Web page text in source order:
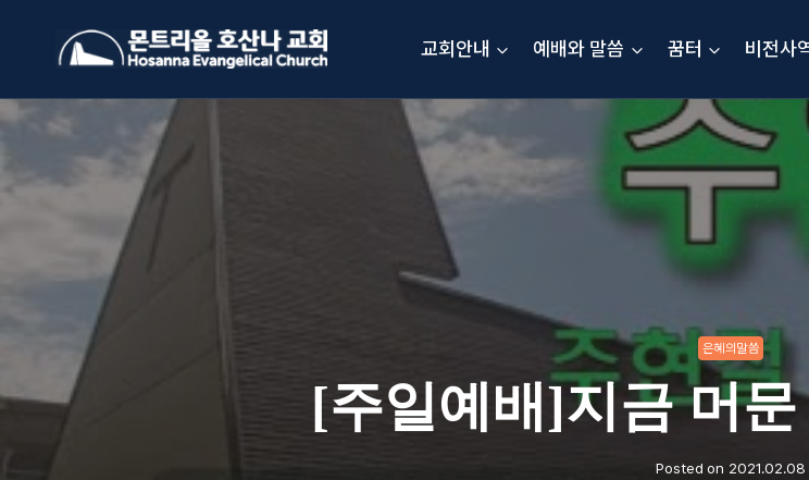
content
교회안내 예배와 말씀 꿈터 비전사
은혜의말씀
[주일예배]지금 머
Posted on 2021.02.08